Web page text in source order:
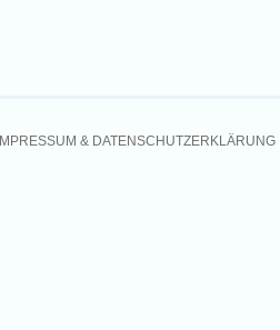
IMPRESSUM & DATENSCHUTZERKLÄRUNG